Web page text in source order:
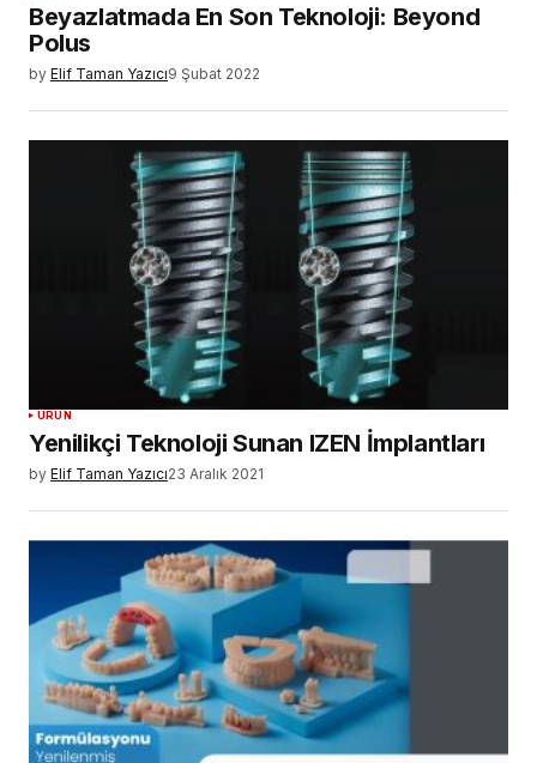
Beyazlatmada En Son Teknoloji: Beyond
Polus
by Elif Taman Yazıcı9 Şubat 2022
ÜRÜN
Yenilikçi Teknoloji Sunan IZEN İmplantları
by Elif Taman Yazıcı23 Aralık 2021